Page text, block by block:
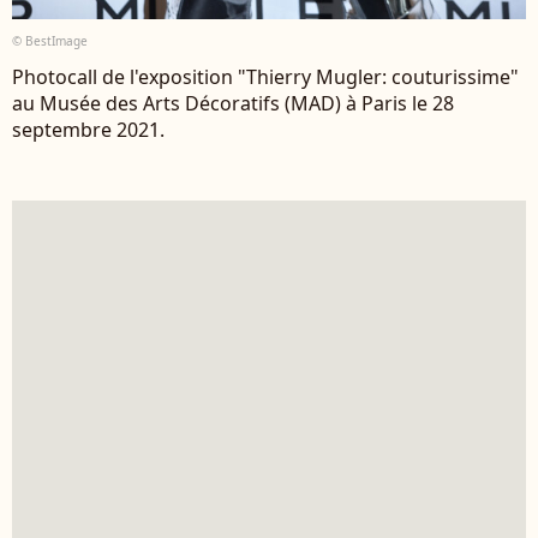
© BestImage
Photocall de l'exposition "Thierry Mugler: couturissime"
au Musée des Arts Décoratifs (MAD) à Paris le 28
septembre 2021.